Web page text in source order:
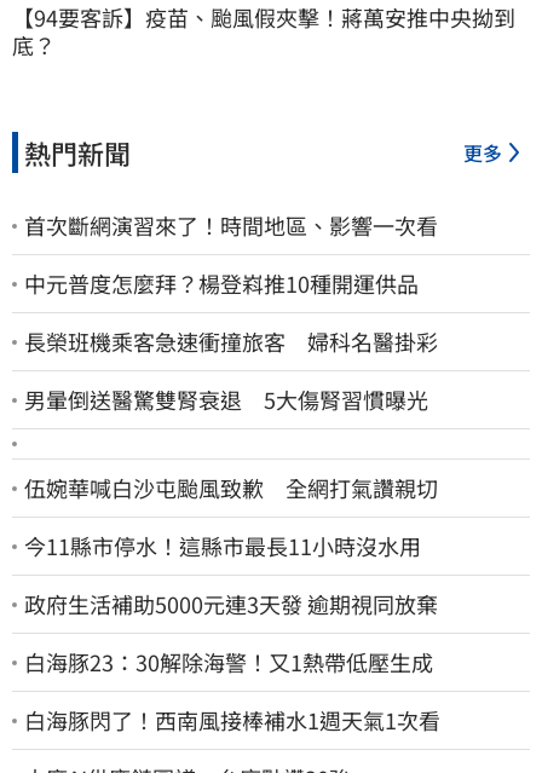
【94要客訴】疫苗、颱風假夾擊！蔣萬安推中央拗到
底？
熱門新聞 更多
首次斷網演習來了！時間地區、影響一次看
中元普度怎麼拜？楊登嵙推10種開運供品
長榮班機乘客急速衝撞旅客 婦科名醫掛彩
男暈倒送醫驚雙腎衰退 5大傷腎習慣曝光
伍婉華喊白沙屯颱風致歉 全網打氣讚親切
今11縣市停水！這縣市最長11小時沒水用
政府生活補助5000元連3天發 逾期視同放棄
白海豚23：30解除海警！又1熱帶低壓生成
白海豚閃了！西南風接棒補水1週天氣1次看